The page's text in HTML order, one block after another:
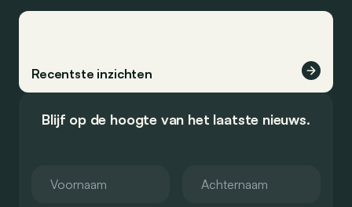
Recentste inzichten
Blijf op de hoogte van het laatste nieuws.